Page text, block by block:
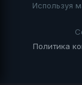
Используя
Политика